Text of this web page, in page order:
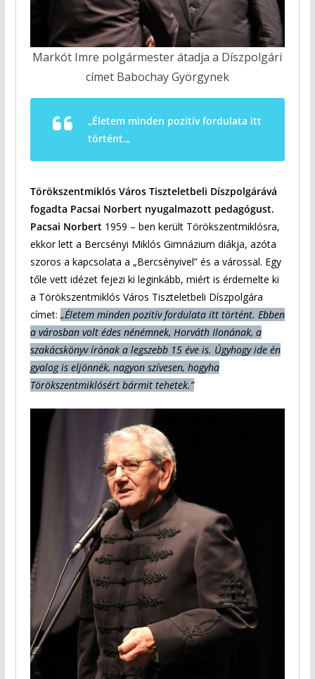
Markót Imre polgármester átadja a Díszpolgári
címet Babochay Györgynek
„Életem minden pozitív fordulata itt
történt.„
Törökszentmiklós Város Tiszteletbeli Díszpolgárává
fogadta Pacsai Norbert nyugalmazott pedagógust.
Pacsai Norbert1959 – ben került Törökszentmiklósra,
ekkor lett a Bercsényi Miklós Gimnázium diákja, azóta
szoros a kapcsolata a „Bercsényivel” és a várossal. Egy
tőle vett idézet fejezi ki leginkább, miért is érdemelte ki
a Törökszentmiklós Város Tiszteletbeli Díszpolgára
címet: „Életem minden pozitív fordulata itt történt. Ebben
a városban volt édes nénémnek, Horváth Ilonának, a
szakácskönyv írónak a legszebb 15 éve is. Úgyhogy ide én
gyalog is eljönnék, nagyon szívesen, hogyha
Törökszentmiklósért bármit tehetek.”